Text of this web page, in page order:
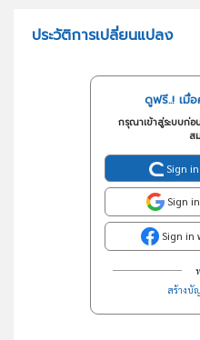
ประวัติการเปลี่ยนแปลง
ดูฟรี..! เมื่
กรุณาเข้าสู่ระบบก่อ
ส
Sign
Sign
Sign in
สร้างบั